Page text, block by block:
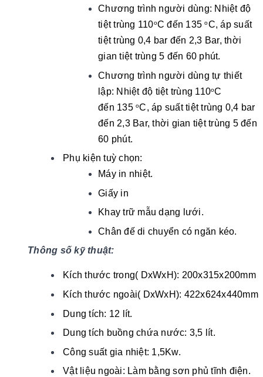
Chương trình người dùng: Nhiệt độ
tiệt trùng 110oC đến 135oC, áp suất
tiệt trùng 0,4 bar đến 2,3 Bar, thời
gian tiệt trùng 5 đến 60 phút.
Chương trình người dùng tự thiết
lập: Nhiệt độ tiệt trùng 110oC
đến 135 oC, áp suất tiệt trùng 0,4 bar
đến 2,3 Bar, thời gian tiệt trùng 5 đến
60 phút.
Phụ kiện tuỳ chọn:
Máy in nhiệt.
Giấy in
Khay trữ mẫu dạng lưới.
Chân đế di chuyển có ngăn kéo.
Thông số kỹ thuật:
Kích thước trong( DxWxH): 200x315x200mm
Kích thước ngoài( DxWxH): 422x624x440mm
Dung tích: 12 lít.
Dung tích buồng chứa nước: 3,5 lít.
Công suất gia nhiệt: 1,5Kw.
Vật liệu ngoài: Làm bằng sơn phủ tĩnh điện.